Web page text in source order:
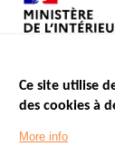
Menu
Footer
LES SITES
Ce site utilise
des cookies à
More info